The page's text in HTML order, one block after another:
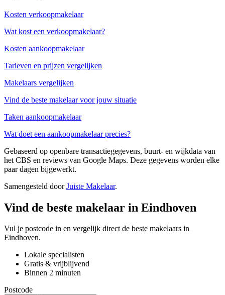
Kosten verkoopmakelaar
Wat kost een verkoopmakelaar?
Kosten aankoopmakelaar
Tarieven en prijzen vergelijken
Makelaars vergelijken
Vind de beste makelaar voor jouw situatie
Taken aankoopmakelaar
Wat doet een aankoopmakelaar precies?
Gebaseerd op openbare transactiegegevens, buurt- en wijkdata van
het CBS en reviews van Google Maps. Deze gegevens worden elke
paar dagen bijgewerkt.
Samengesteld doorJuiste Makelaar.
Vind de beste makelaar in Eindhoven
Vul je postcode in en vergelijk direct de beste makelaars in
Eindhoven.
Lokale specialisten
Gratis & vrijblijvend
Binnen 2 minuten
Postcode